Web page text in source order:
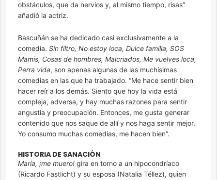
obstáculos, que da nervios y, al mismo tiempo, risas”
añadió la actriz.
Bascuñán se ha dedicado casi exclusivamente a la
comedia. Sin filtro, No estoy loca, Dulce familia, SOS
Mamis, Cosas de hombres, Malcriados, Me vuelves loca,
Perra vida, son apenas algunas de las muchísimas
comedias en las que ha trabajado. “Me hace sentir bien
hacer reír a los demás. Siento que hoy la vida está
compleja, adversa, y hay muchas razones para sentir
angustia y preocupación. Entonces, me gusta generar
contenido que nos saque de allí y nos haga sentir mejor.
Yo consumo muchas comedias, me hacen bien”.
HISTORIA DE SANACIÓN
María, ¡me muero! gira en torno a un hipocondríaco
(Ricardo Fastlicht) y su esposa (Natalia Téllez), quien